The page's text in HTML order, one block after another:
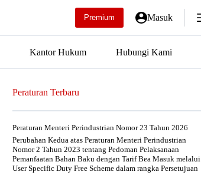
Premium Masuk
Kantor Hukum Hubungi Kami
Peraturan Terbaru
Peraturan Menteri Perindustrian Nomor 23 Tahun 2026
Perubahan Kedua atas Peraturan Menteri Perindustrian
Nomor 2 Tahun 2023 tentang Pedoman Pelaksanaan
Pemanfaatan Bahan Baku dengan Tarif Bea Masuk melalui
User Specific Duty Free Scheme dalam rangka Persetujuan